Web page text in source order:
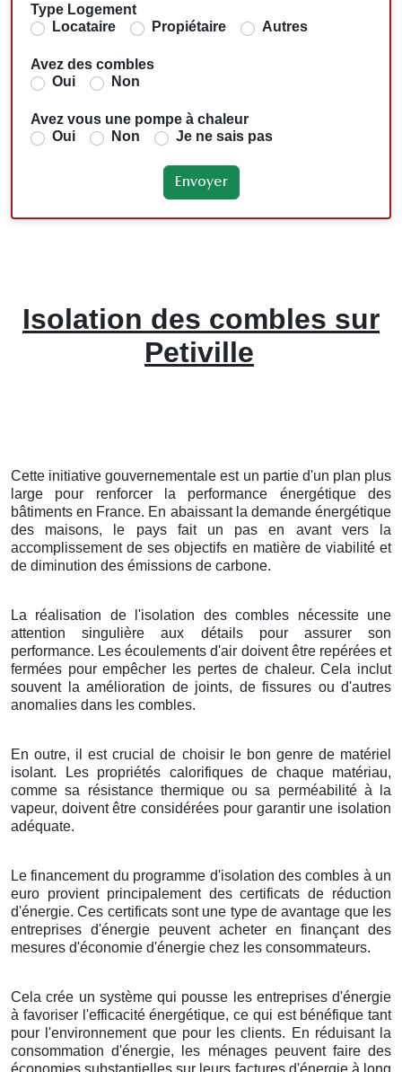
Type Logement
Locataire
Propiétaire Autres
Avez des combles
Oui
Non
Avez vous une pompe à chaleur
Oui
Non Je ne sais pas
Isolation des combles sur
Petiville
Cette initiative gouvernementale est un partie d'un plan plus
large pour renforcer la performance énergétique des
bâtiments en France. En abaissant la demande énergétique
des maisons, le pays fait un pas en avant vers la
accomplissement de ses objectifs en matière de viabilité et
de diminution des émissions de carbone.
La réalisation de l'isolation des combles nécessite une
attention singulière aux détails pour assurer son
performance. Les écoulements d'air doivent être repérées et
fermées pour empêcher les pertes de chaleur. Cela inclut
souvent la amélioration de joints, de fissures ou d'autres
anomalies dans les combles.
En outre, il est crucial de choisir le bon genre de matériel
isolant. Les propriétés calorifiques de chaque matériau,
comme sa résistance thermique ou sa perméabilité à la
vapeur, doivent être considérées pour garantir une isolation
adéquate.
Le financement du programme d'isolation des combles à un
euro provient principalement des certificats de réduction
d'énergie. Ces certificats sont une type de avantage que les
entreprises d'énergie peuvent acheter en finançant des
mesures d'économie d'énergie chez les consommateurs.
Cela crée un système qui pousse les entreprises d'énergie
à favoriser l'efficacité énergétique, ce qui est bénéfique tant
pour l'environnement que pour les clients. En réduisant la
consommation d'énergie, les ménages peuvent faire des
économies substantielles sur leurs factures d'énergie à long